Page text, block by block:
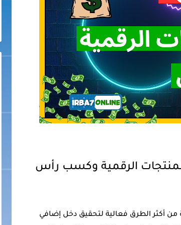
الرقمية وكسب رأس
من أكثر الطرق فعالية لتحقيق دخل إضافي